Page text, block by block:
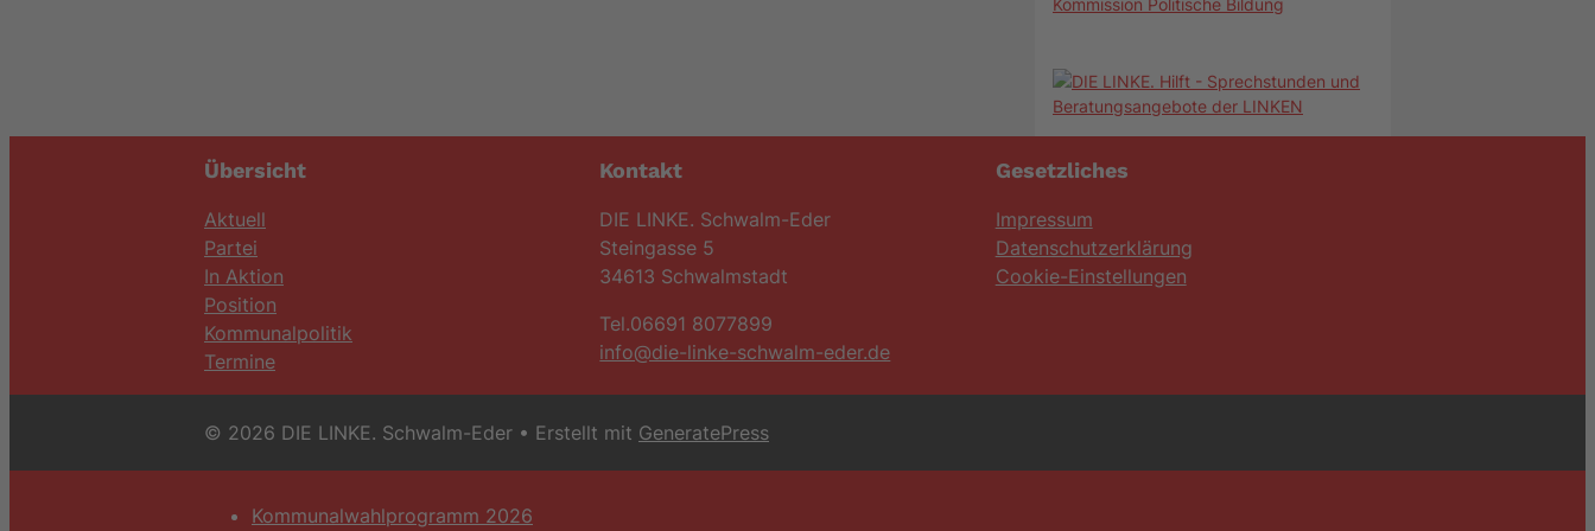
Kommission Politische Bildung
Übersicht
Aktuell
Partei
In Aktion
Position
Kommunalpolitik
Termine
Kontakt
DIE LINKE. Schwalm-Eder
Steingasse 5
34613 Schwalmstadt
Tel.06691 8077899
info@die-linke-schwalm-eder.de
Gesetzliches
Impressum
Datenschutzerklärung
Cookie-Einstellungen
© 2026 DIE LINKE. Schwalm-Eder • Erstellt mit GeneratePress
Kommunalwahlprogramm 2026